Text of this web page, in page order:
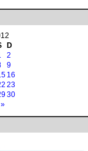
D
2
9
16
23
30